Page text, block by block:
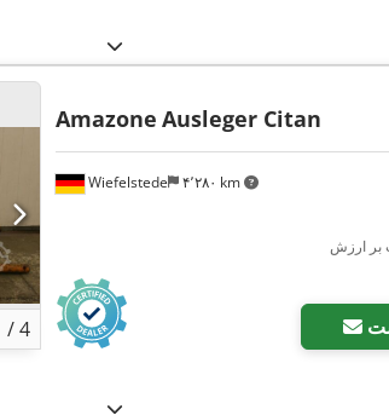
/4
Wiefelstede ۴٬۲۸۰ km
Amazone Ausleger Citan
بر ارزش